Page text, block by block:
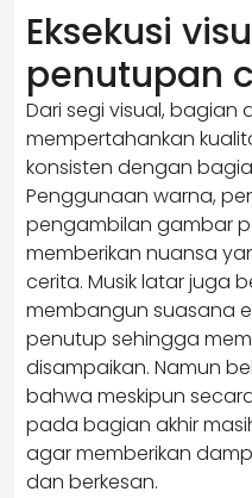
Eksekusi
penutupan
Dari segi visual, bagian
mempertahankan
konsisten dengan
Penggunaan warna,
pengambilan gambar
memberikan nuansa
cerita. Musik latar juga
membangun suasana
penutup sehingga
disampaikan. Namun
bahwa meskipun
pada bagian akhir
agar memberikan
dan berkesan.